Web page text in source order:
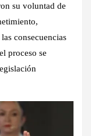
su voluntad de
consecuencias
proceso se